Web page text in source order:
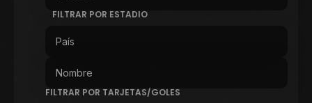
FILTRAR POR ESTADIO
FILTRAR POR TARJETAS/GOLES